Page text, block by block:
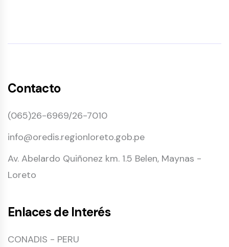
Contacto
(065)26-6969/26-7010
info@oredis.regionloreto.gob.pe
Av. Abelardo Quiñonez km. 1.5 Belen, Maynas -
Loreto
Enlaces de Interés
CONADIS - PERU